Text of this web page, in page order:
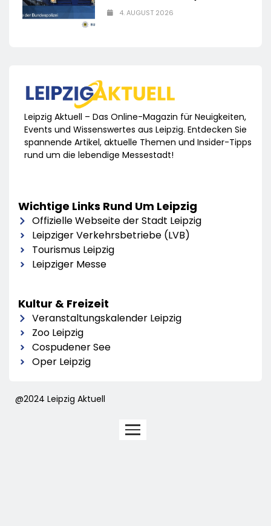
4. AUGUST 2026
Leipzig Aktuell – Das Online-Magazin für Neuigkeiten,
Events und Wissenswertes aus Leipzig. Entdecken Sie
spannende Artikel, aktuelle Themen und Insider-Tipps
rund um die lebendige Messestadt!
Wichtige Links Rund Um Leipzig
Offizielle Webseite der Stadt Leipzig
Leipziger Verkehrsbetriebe (LVB)
Tourismus Leipzig
Leipziger Messe
Kultur & Freizeit
Veranstaltungskalender Leipzig
Zoo Leipzig
Cospudener See
Oper Leipzig
@2024 Leipzig Aktuell